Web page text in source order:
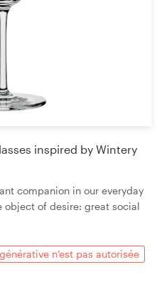
inspired by Wintery
companion in our everyday
object of desire: great social
n'est pas autorisée